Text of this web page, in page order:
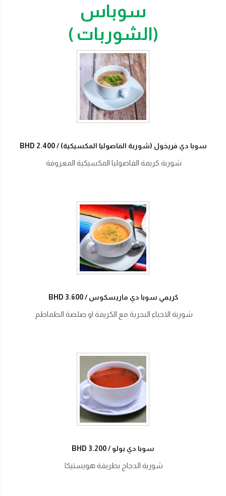
سوباس
(الشوربات )
سوبا دي فريخول (شوربة الفاصوليا المكسيكية) BHD 2.400
شوربة كريمة الفاصوليا المكسيكية المعروفة
كريمي سوبا دي ماريسكوس BHD 3.600
شوربة الاحياء البحرية مع الكريمة او صلصة الطماطم
سوبا دي بولو BHD 3.200
شوربة الدجاج بطريقة هويستيكا